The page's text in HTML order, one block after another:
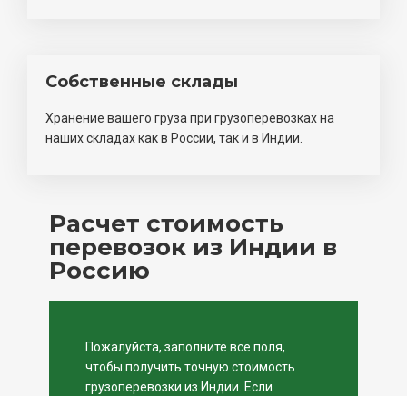
Собственные склады
Хранение вашего груза при грузоперевозках на
наших складах как в России, так и в Индии.
Расчет стоимость
перевозок из Индии в
Россию
Пожалуйста, заполните все поля,
чтобы получить точную стоимость
грузоперевозки из Индии. Если